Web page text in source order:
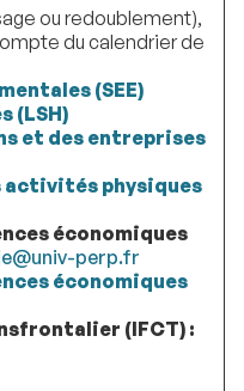
ou redoublement),
du calendrier de
(SEE)
(LSH)
et des entreprises
activités physiques
économiques
perp.fr
économiques
(IFCT) :